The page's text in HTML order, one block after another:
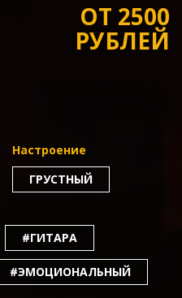
ОТ 2500
РУБЛЕЙ
Настроение
ГРУСТНЫЙ
#ГИТАРА
#ЭМОЦИОНАЛЬНЫЙ